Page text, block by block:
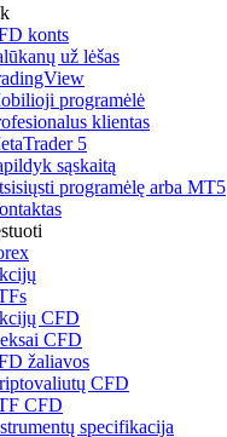
konts
už lėšas
programėlė
klientas
5
sąskaitą
programėlę arba MT5
CFD
CFD
žaliavos
CFD
CFD
specifikacija